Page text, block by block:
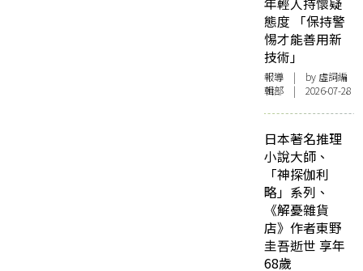
年輕人持懷疑
態度 「保持警
惕才能善用新
技術」
報導 | by 虛詞編
輯部 | 2026-07-28
日本著名推理
小說大師、
「神探伽利
略」系列、
《解憂雜貨
店》作者東野
圭吾逝世 享年
68歲